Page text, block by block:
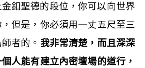
釦聖德的段位，你可以向世界
但是，你必須用一丈五尺至三
者的。 我非常清楚，而且深深
人能有建立內密壇場的道行，